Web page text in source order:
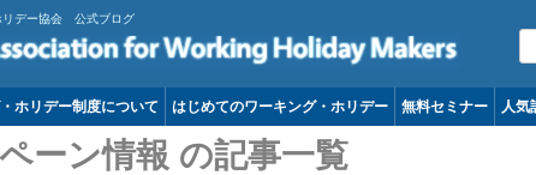
リデー協会 公式ブログ
コンテ
ホリデー制度について はじめてのワーキング・ホリデー 無料セミナー 人気
ーン情報 の記事一覧